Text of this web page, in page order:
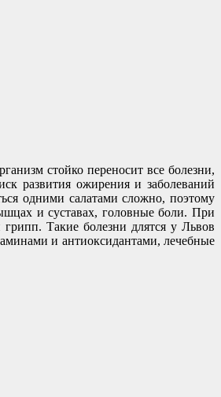
стойко переносит все болезни,
развития ожирения и заболеваний
одними салатами сложно, поэтому
и суставах, головные боли. При
Такие болезни длятся у Львов
и антиоксидантами, лечебные